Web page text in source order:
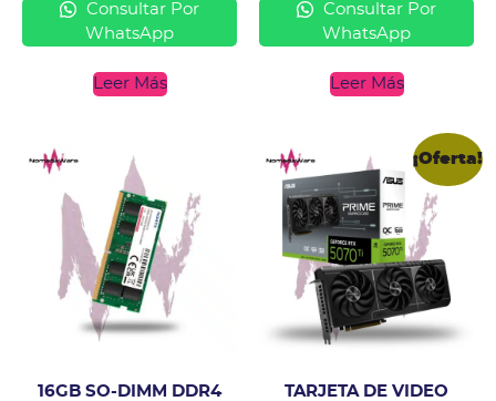
Consultar Por
WhatsApp
Leer Más
Consultar Por
WhatsApp
Leer Más
16GB SO-DIMM DDR4
¡Oferta!
TARJETA DE VIDEO